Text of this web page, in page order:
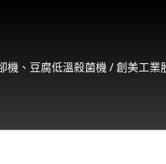
、豆腐低溫殺菌機 / 創美工